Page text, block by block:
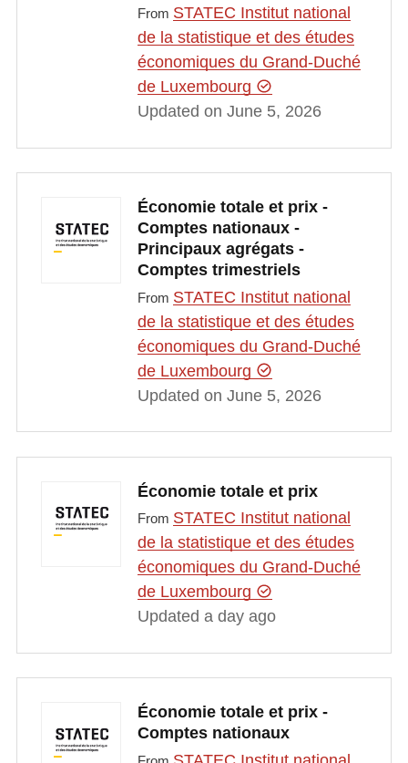
From STATEC Institut national
de la statistique et des études
économiques du Grand-Duché
de Luxembourg
Updated on June 5, 2026
Économie totale et prix -
Comptes nationaux -
Principaux agrégats -
Comptes trimestriels
From STATEC Institut national
de la statistique et des études
économiques du Grand-Duché
de Luxembourg
Updated on June 5, 2026
Économie totale et prix
From STATEC Institut national
de la statistique et des études
économiques du Grand-Duché
de Luxembourg
Updated a day ago
Économie totale et prix -
Comptes nationaux